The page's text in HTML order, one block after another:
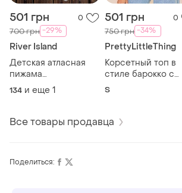
501 грн 0
700 грн -29%
River Island
Детская атласная
пижама
монограмная 9 10
134 и еще 1
501 грн 0
750 грн -34%
PrettyLittleThing
Корсетный топ в
стиле барокко с
картинами на одно
S
Все товары продавца
Поделиться: